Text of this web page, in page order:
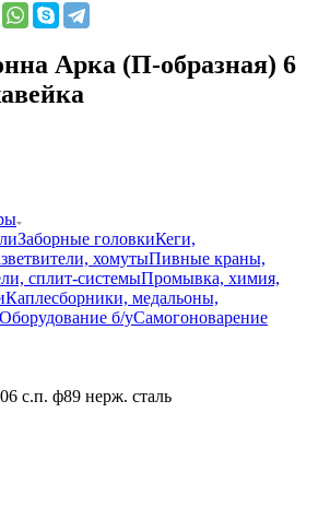
Арка (П-образная) 6
Заборные головкиКеги,
хомутыПивные краны,
сплит-системыПромывка, химия,
Каплесборники, медальоны,
Оборудование б/уСамогоноварение
с.п. ф89 нерж. сталь